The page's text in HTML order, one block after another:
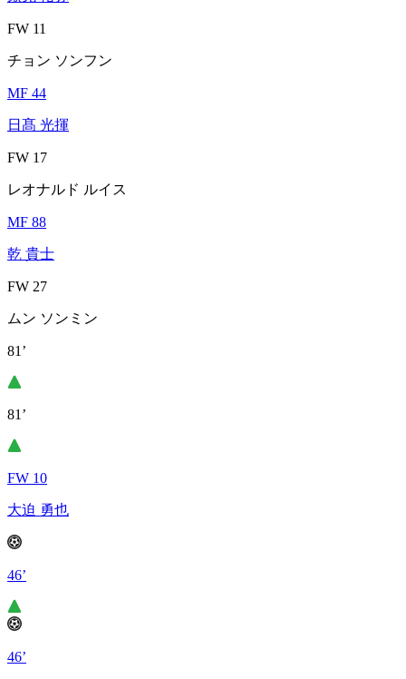
FW 11
チョン ソンフン
MF 44
日髙 光揮
FW 17
レオナルド ルイス
MF 88
乾 貴士
FW 27
ムン ソンミン
81’
81’
FW 10
大迫 勇也
46’
46’